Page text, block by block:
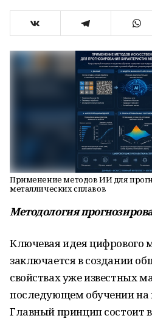
Применение методов ИИ для
металлических сплавов
Методология
Ключевая идея цифрового
заключается в создании
свойствах уже известных
последующем обучении на
Главный принцип состоит